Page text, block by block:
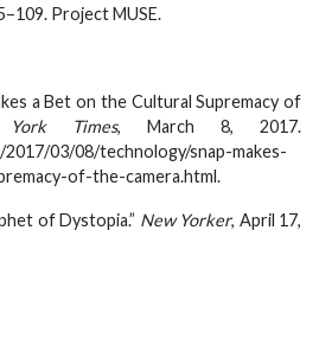
Project MUSE.
a Bet on the Cultural Supremacy of
Times, March 8, 2017.
03/08/technology/snap-makes-
of-the-camera.html.
of Dystopia.” New Yorker, April 17,